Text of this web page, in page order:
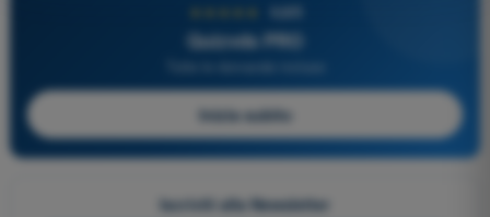
4,6/5
Quizvds PRO
Inizia subito
Iscriviti alla Newsletter